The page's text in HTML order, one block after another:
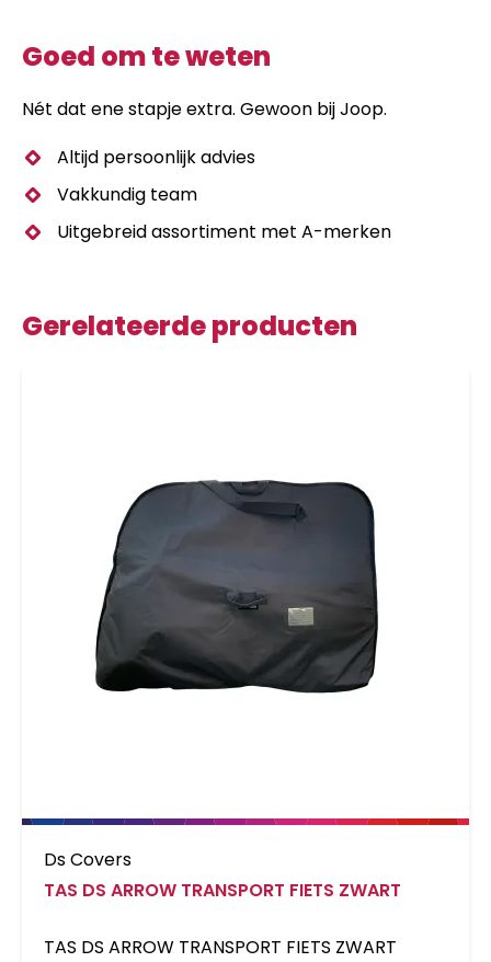
Goed om te weten
Nét dat ene stapje extra. Gewoon bij Joop.
Altijd persoonlijk advies
Vakkundig team
Uitgebreid assortiment met A-merken
Gerelateerde producten
Ds Covers
TAS DS ARROW TRANSPORT FIETS ZWART
TAS DS ARROW TRANSPORT FIETS ZWART